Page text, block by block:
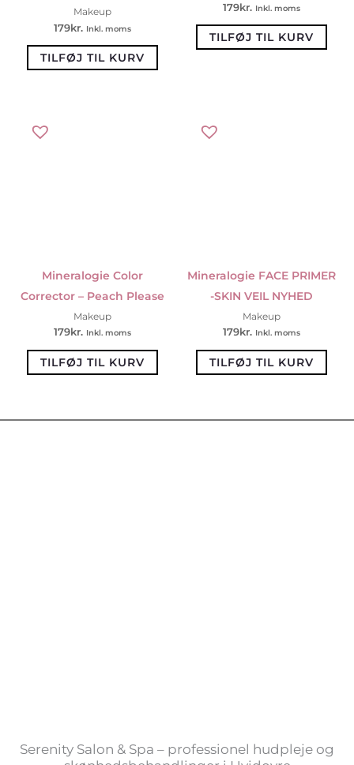
Makeup
179kr. Inkl. moms
TILFØJ TIL KURV
179kr. Inkl. moms
TILFØJ TIL KURV
Mineralogie Color
Corrector – Peach Please
Makeup
179kr. Inkl. moms
TILFØJ TIL KURV
Mineralogie FACE PRIMER
-SKIN VEIL NYHED
Makeup
179kr. Inkl. moms
TILFØJ TIL KURV
Serenity Salon & Spa – professionel hudpleje og